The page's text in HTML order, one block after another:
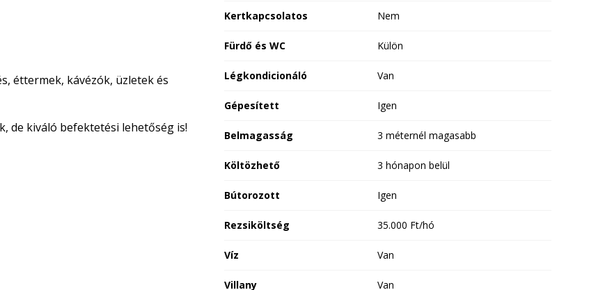
éttermek, kávézók, üzletek és
de kiváló befektetési lehetőség is!
Kertkapcsolatos Nem
Fürdő és WC Külön
Légkondicionáló Van
Gépesített Igen
Belmagasság 3 méternél magasabb
Költözhető 3 hónapon belül
Bútorozott Igen
Rezsiköltség 35.000 Ft/hó
Víz Van
Villany Van